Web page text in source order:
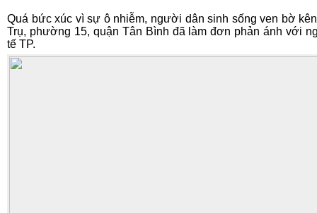
Quá bức xúc vì sự ô nhiễm, người dân sinh sống ven bờ
Trụ, phường 15, quận Tân Bình đã làm đơn phản ánh với
tế TP.